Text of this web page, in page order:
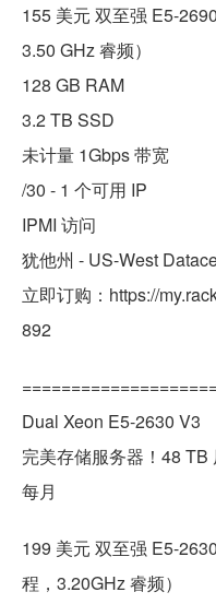
155 美元 双至强 E5-
3.50 GHz 睿频）
128 GB RAM
3.2 TB SSD
未计量 1Gbps 带宽
/30 - 1 个可用 IP
IPMI 访问
犹他州 - US-West
立即订购：https://
892
Dual Xeon E5-2630 V3
完美存储服务器！48 TB
每月
199 美元 双至强 E5-
程，3.20GHz 睿频）